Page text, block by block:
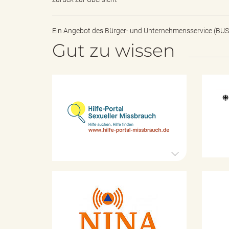
Ein Angebot des Bürger- und Unternehmensservice
Gut zu wissen
P